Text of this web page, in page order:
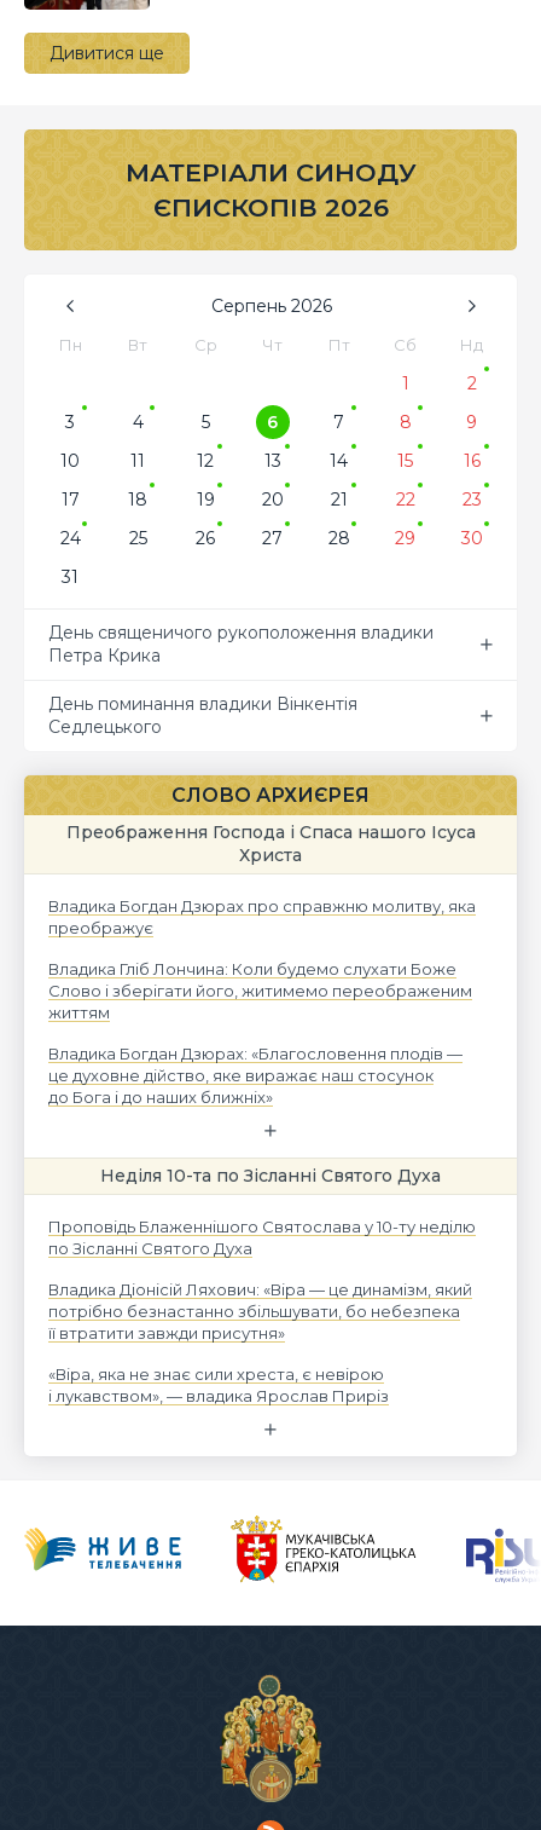
Дивитися ще
МАТЕРІАЛИ СИНОДУ
ЄПИСКОПІВ 2026
Серпень 2026
Пн Вт Ср Чт Пт Сб Нд
1
2
3
4 5 6 7 8
9
10
11 12 13 14 15
16
17
18 19 20 21 22
23
24
25 26 27 28 29
30
31
День священичого рукоположення владики
Петра Крика
День поминання владики Вінкентія
Седлецького
СЛОВО АРХИЄРЕЯ
Преображення Господа і Спаса нашого Ісуса
Христа
Владика Богдан Дзюрах про справжню молитву, яка
преображує
Владика Гліб Лончина: Коли будемо слухати Боже
Слово і зберігати його, житимемо переображеним
життям
Владика Богдан Дзюрах: «Благословення плодів —
це духовне дійство, яке виражає наш стосунок
до Бога і до наших ближніх»
Неділя 10-та по Зісланні Святого Духа
Проповідь Блаженнішого Святослава у 10-ту неділю
по Зісланні Святого Духа
Владика Діонісій Ляхович: «Віра — це динамізм, який
потрібно безнастанно збільшувати, бо небезпека
її втратити завжди присутня»
«Віра, яка не знає сили хреста, є невірою
і лукавством», — владика Ярослав Приріз